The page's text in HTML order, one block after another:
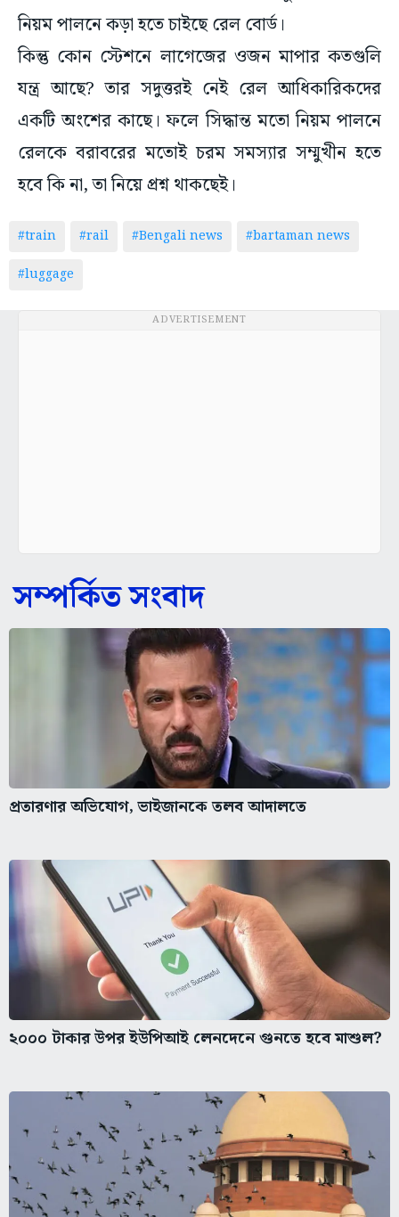
নিয়ম পালনে কড়া হতে চাইছে রেল বোর্ড।
কিন্তু কোন স্টেশনে লাগেজের ওজন মাপার কতগুলি
যন্ত্র আছে? তার সদুত্তরই নেই রেল আধিকারিকদের
একটি অংশের কাছে। ফলে সিদ্ধান্ত মতো নিয়ম পালনে
রেলকে বরাবরের মতোই চরম সমস্যার সম্মুখীন হতে
হবে কি না, তা নিয়ে প্রশ্ন থাকছেই।
#train #rail #Bengali news
#bartaman news
#luggage
ADVERTISEMENT
সম্পর্কিত সংবাদ
প্রতারণার অভিযোগ, ভাইজানকে তলব আদালতে
২০০০ টাকার উপর ইউপিআই লেনদেনে গুনতে হবে মাশুল?